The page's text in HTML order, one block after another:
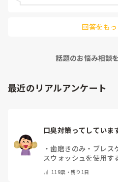
回答をも
話題のお悩み相談
最近のリアルアンケート
口臭対策ってしていま
・歯磨きのみ ・ ブレス
スウォッシュを使用す
の他(コメントで教えて
119票・残り1日